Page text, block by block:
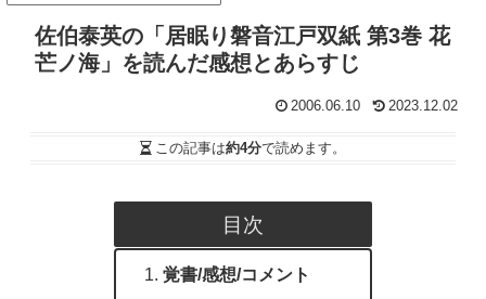
佐伯泰英の「居眠り磐音江戸双紙 第3巻 花
芒ノ海」を読んだ感想とあらすじ
2006.06.10 2023.12.02
この記事は約4分で読めます。
目次
覚書/感想/コメント